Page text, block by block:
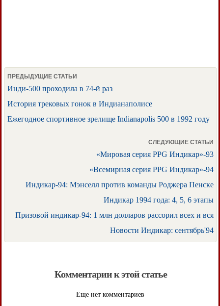
ПРЕДЫДУЩИЕ СТАТЬИ
Инди-500 проходила в 74-й раз
История трековых гонок в Индианаполисе
Ежегодное спортивное зрелище Indianapolis 500 в 1992 году
СЛЕДУЮЩИЕ СТАТЬИ
«Мировая серия PPG Индикар»-93
«Всемирная серия PPG Индикар»-94
Индикар-94: Мэнселл против команды Роджера Пенске
Индикар 1994 года: 4, 5, 6 этапы
Призовой индикар-94: 1 млн долларов рассорил всех и вся
Новости Индикар: сентябрь'94
Комментарии к этой статье
Еще нет комментариев